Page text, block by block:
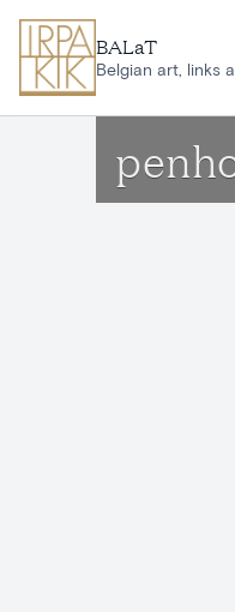
BALaT
Belgian art, links